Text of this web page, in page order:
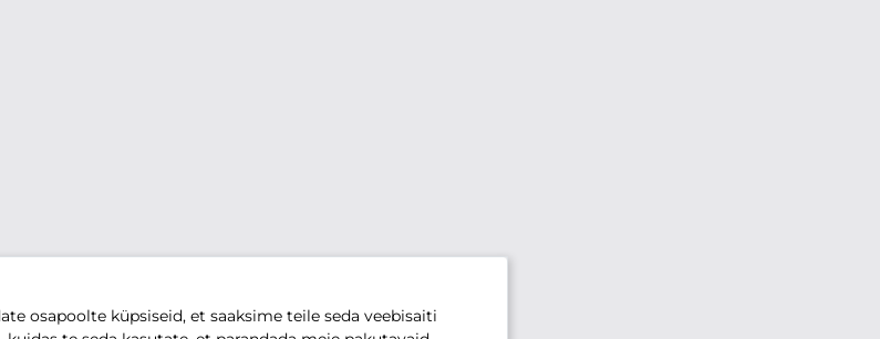
osapoolte küpsiseid, et saaksime teile seda veebisaiti